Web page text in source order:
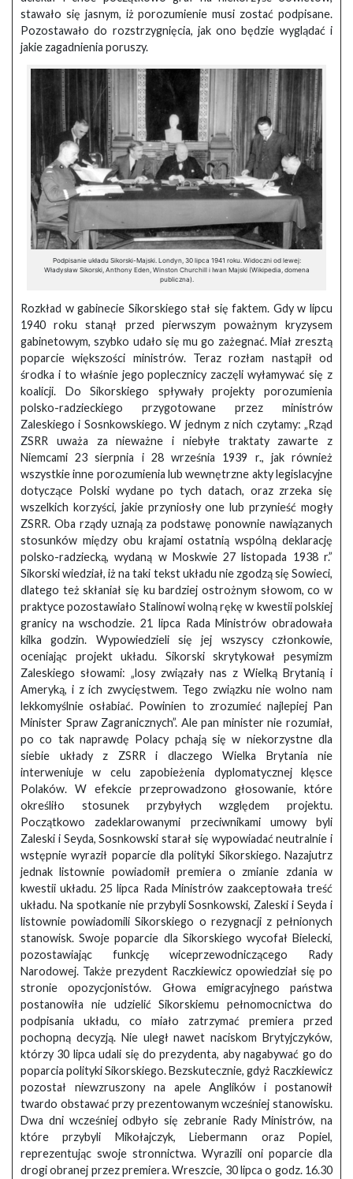
stawało się jasnym, iż porozumienie musi zostać podpisane.
Pozostawało do rozstrzygnięcia, jak ono będzie wyglądać i
jakie zagadnienia poruszy.
Podpisanie układu Sikorski-Majski. Londyn, 30 lipca 1941 roku. Widoczni od lewej:
Władysław Sikorski, Anthony Eden, Winston Churchill i Iwan Majski (Wikipedia, domena
publiczna).
Rozkład w gabinecie Sikorskiego stał się faktem. Gdy w lipcu
1940 roku stanął przed pierwszym poważnym kryzysem
gabinetowym, szybko udało się mu go zażegnać. Miał zresztą
poparcie większości ministrów. Teraz rozłam nastąpił od
środka i to właśnie jego poplecznicy zaczęli wyłamywać się z
koalicji. Do Sikorskiego spływały projekty porozumienia
polsko-radzieckiego przygotowane przez ministrów
Zaleskiego i Sosnkowskiego. W jednym z nich czytamy: „Rząd
ZSRR uważa za nieważne i niebyłe traktaty zawarte z
Niemcami 23 sierpnia i 28 września 1939 r., jak również
wszystkie inne porozumienia lub wewnętrzne akty legislacyjne
dotyczące Polski wydane po tych datach, oraz zrzeka się
wszelkich korzyści, jakie przyniosły one lub przynieść mogły
ZSRR. Oba rządy uznają za podstawę ponownie nawiązanych
stosunków między obu krajami ostatnią wspólną deklarację
polsko-radziecką, wydaną w Moskwie 27 listopada 1938 r.”
Sikorski wiedział, iż na taki tekst układu nie zgodzą się Sowieci,
dlatego też skłaniał się ku bardziej ostrożnym słowom, co w
praktyce pozostawiało Stalinowi wolną rękę w kwestii polskiej
granicy na wschodzie. 21 lipca Rada Ministrów obradowała
kilka godzin. Wypowiedzieli się jej wszyscy członkowie,
oceniając projekt układu. Sikorski skrytykował pesymizm
Zaleskiego słowami: „losy związały nas z Wielką Brytanią i
Ameryką, i z ich zwycięstwem. Tego związku nie wolno nam
lekkomyślnie osłabiać. Powinien to zrozumieć najlepiej Pan
Minister Spraw Zagranicznych”. Ale pan minister nie rozumiał,
po co tak naprawdę Polacy pchają się w niekorzystne dla
siebie układy z ZSRR i dlaczego Wielka Brytania nie
interweniuje w celu zapobieżenia dyplomatycznej klęsce
Polaków. W efekcie przeprowadzono głosowanie, które
określiło stosunek przybyłych względem projektu.
Początkowo zadeklarowanymi przeciwnikami umowy byli
Zaleski i Seyda, Sosnkowski starał się wypowiadać neutralnie i
wstępnie wyraził poparcie dla polityki Sikorskiego. Nazajutrz
jednak listownie powiadomił premiera o zmianie zdania w
kwestii układu. 25 lipca Rada Ministrów zaakceptowała treść
układu. Na spotkanie nie przybyli Sosnkowski, Zaleski i Seyda i
listownie powiadomili Sikorskiego o rezygnacji z pełnionych
stanowisk. Swoje poparcie dla Sikorskiego wycofał Bielecki,
pozostawiając funkcję wiceprzewodniczącego Rady
Narodowej. Także prezydent Raczkiewicz opowiedział się po
stronie opozycjonistów. Głowa emigracyjnego państwa
postanowiła nie udzielić Sikorskiemu pełnomocnictwa do
podpisania układu, co miało zatrzymać premiera przed
pochopną decyzją. Nie uległ nawet naciskom Brytyjczyków,
którzy 30 lipca udali się do prezydenta, aby nagabywać go do
poparcia polityki Sikorskiego. Bezskutecznie, gdyż Raczkiewicz
pozostał niewzruszony na apele Anglików i postanowił
twardo obstawać przy prezentowanym wcześniej stanowisku.
Dwa dni wcześniej odbyło się zebranie Rady Ministrów, na
które przybyli Mikołajczyk, Liebermann oraz Popiel,
reprezentując swoje stronnictwa. Wyrazili oni poparcie dla
drogi obranej przez premiera. Wreszcie, 30 lipca o godz. 16.30